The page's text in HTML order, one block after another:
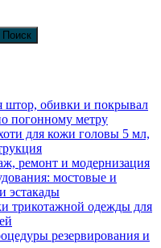
Поиск
штор, обивки и покрывал
погонному метру
для кожи головы 5 мл,
ремонт и модернизация
мостовые и
эстакады
трикотажной одежды для
резервирования и